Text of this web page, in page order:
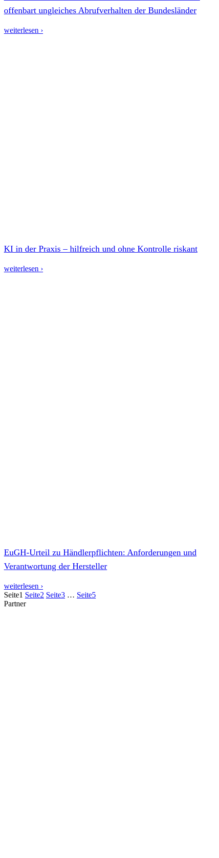
offenbart ungleiches Abrufverhalten der Bundesländer
weiterlesen ›
KI in der Praxis – hilfreich und ohne Kontrolle riskant
weiterlesen ›
EuGH-Urteil zu Händlerpflichten: Anforderungen und
Verantwortung der Hersteller
weiterlesen ›
Seite1 Seite2 Seite3 … Seite5
Partner